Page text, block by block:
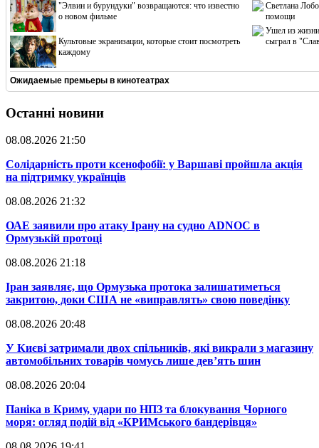
"Элвин и бурундуки" возвращаются: что известно
о новом фильме
Культовые экранизации, которые стоит посмотреть
каждому
Светлана
помощи
Ушел из жизни
сыграл в
Ожидаемые премьеры в кинотеатрах
Останні новини
08.08.2026 21:50
​Солідарність проти ксенофобії: у Варшаві пройшла акція
на підтримку українців
08.08.2026 21:32
​ОАЕ заявили про атаку Ірану на судно ADNOC в
Ормузькій протоці
08.08.2026 21:18
​Іран заявляє, що Ормузька протока залишатиметься
закритою, доки США не «виправлять» свою поведінку
08.08.2026 20:48
​У Києві затримали двох спільників, які викрали з магазину
автомобільних товарів чомусь лише дев’ять шин
08.08.2026 20:04
Паніка в Криму, удари по НПЗ та блокування Чорного
моря: огляд подій від «КРИМського бандерівця»